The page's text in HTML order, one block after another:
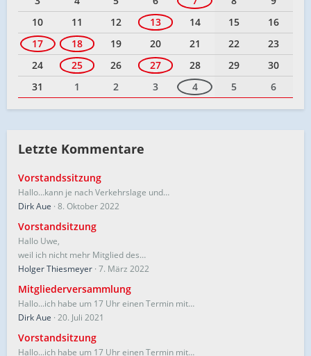
10
11 12 13 14 15
16
17
18 19 20 21 22
23
24
25 26 27 28 29
30
31
1 2 3 4 5 6
Letzte Kommentare
Vorstandssitzung
Hallo…kann je nach Verkehrslage und…
Dirk Aue 8. Oktober 2022
Vorstandsitzung
Hallo Uwe,
weil ich nicht mehr Mitglied des…
Holger Thiesmeyer 7. März 2022
Mitgliederversammlung
Hallo...ich habe um 17 Uhr einen Termin mit…
Dirk Aue 20. Juli 2021
Vorstandsitzung
Hallo...ich habe um 17 Uhr einen Termin mit…